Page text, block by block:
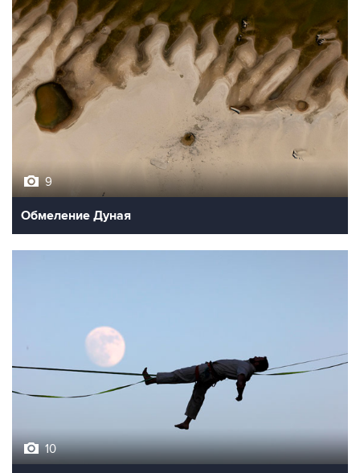
9
Обмеление Дуная
10